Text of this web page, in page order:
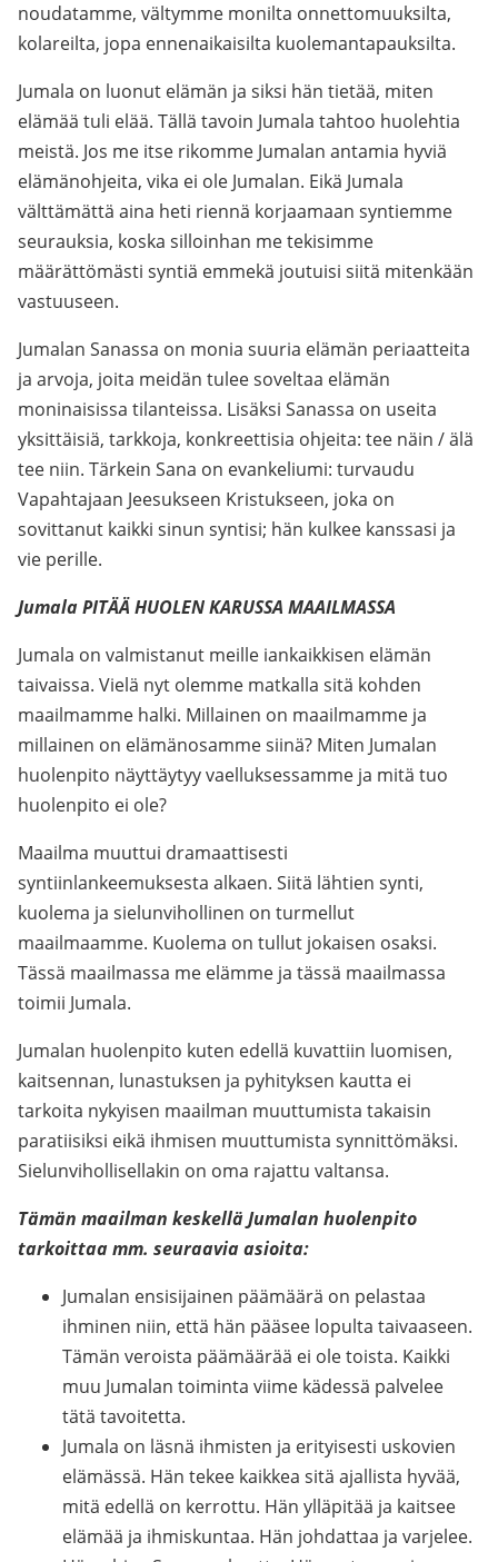
noudatamme, vältymme monilta onnettomuuksilta,
kolareilta, jopa ennenaikaisilta kuolemantapauksilta.
Jumala on luonut elämän ja siksi hän tietää, miten
elämää tuli elää. Tällä tavoin Jumala tahtoo huolehtia
meistä. Jos me itse rikomme Jumalan antamia hyviä
elämänohjeita, vika ei ole Jumalan. Eikä Jumala
välttämättä aina heti riennä korjaamaan syntiemme
seurauksia, koska silloinhan me tekisimme
määrättömästi syntiä emmekä joutuisi siitä mitenkään
vastuuseen.
Jumalan Sanassa on monia suuria elämän periaatteita
ja arvoja, joita meidän tulee soveltaa elämän
moninaisissa tilanteissa. Lisäksi Sanassa on useita
yksittäisiä, tarkkoja, konkreettisia ohjeita: tee näin / älä
tee niin. Tärkein Sana on evankeliumi: turvaudu
Vapahtajaan Jeesukseen Kristukseen, joka on
sovittanut kaikki sinun syntisi; hän kulkee kanssasi ja
vie perille.
Jumala PITÄÄ HUOLEN KARUSSA MAAILMASSA
Jumala on valmistanut meille iankaikkisen elämän
taivaissa. Vielä nyt olemme matkalla sitä kohden
maailmamme halki. Millainen on maailmamme ja
millainen on elämänosamme siinä? Miten Jumalan
huolenpito näyttäytyy vaelluksessamme ja mitä tuo
huolenpito ei ole?
Maailma muuttui dramaattisesti
syntiinlankeemuksesta alkaen. Siitä lähtien synti,
kuolema ja sielunvihollinen on turmellut
maailmaamme. Kuolema on tullut jokaisen osaksi.
Tässä maailmassa me elämme ja tässä maailmassa
toimii Jumala.
Jumalan huolenpito kuten edellä kuvattiin luomisen,
kaitsennan, lunastuksen ja pyhityksen kautta ei
tarkoita nykyisen maailman muuttumista takaisin
paratiisiksi eikä ihmisen muuttumista synnittömäksi.
Sielunvihollisellakin on oma rajattu valtansa.
Tämän maailman keskellä Jumalan huolenpito
tarkoittaa mm. seuraavia asioita:
Jumalan ensisijainen päämäärä on pelastaa
ihminen niin, että hän pääsee lopulta taivaaseen.
Tämän veroista päämäärää ei ole toista. Kaikki
muu Jumalan toiminta viime kädessä palvelee
tätä tavoitetta.
Jumala on läsnä ihmisten ja erityisesti uskovien
elämässä. Hän tekee kaikkea sitä ajallista hyvää,
mitä edellä on kerrottu. Hän ylläpitää ja kaitsee
elämää ja ihmiskuntaa. Hän johdattaa ja varjelee.